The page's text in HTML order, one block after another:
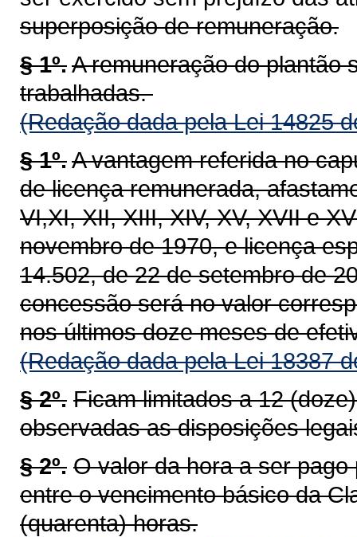
superposição de remuneração.
§ 1º.A remuneração do plantão
trabalhadas.
(Redação dada pela Lei 14825
§ 1º.A vantagem referida no
de licença remunerada,
VI,XI, XII, XIII, XIV, XV, XVII e
novembro de 1970, e licença
14.502, de 22 de setembro de
concessão será no valor
nos últimos doze meses de
(Redação dada pela Lei 18387
§ 2º. Ficam limitados a 12
observadas as disposições
§ 2º. O valor da hora a ser
entre o vencimento básico da
(quarenta) horas.